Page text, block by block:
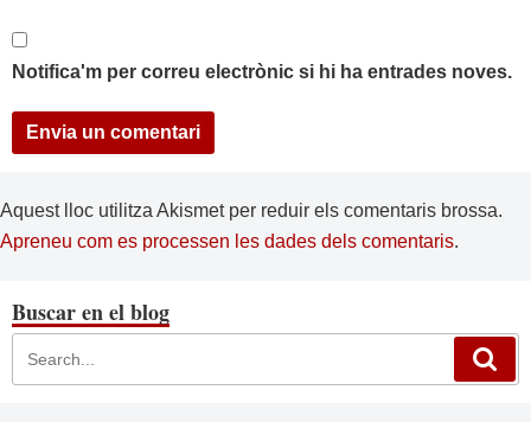
Notifica'm per correu electrònic si hi ha entrades noves.
Aquest lloc utilitza Akismet per reduir els comentaris brossa.
Apreneu com es processen les dades dels comentaris.
Buscar en el blog